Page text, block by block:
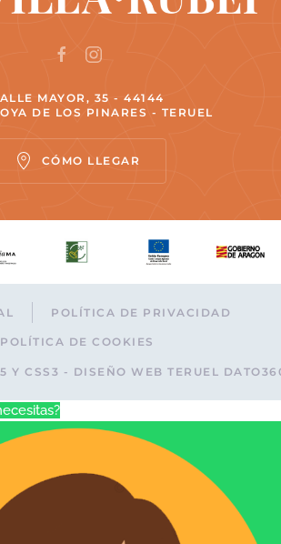
MAYOR, 35 - 44144
DE LOS PINARES - TERUEL
CÓMO LLEGAR
POLÍTICA DE PRIVACIDAD
POLÍTICA DE COOKIES
Y CSS3 - DISEÑO WEB TERUEL